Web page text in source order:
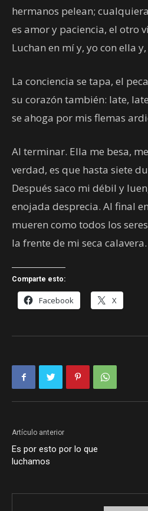
hermanos pelean;
es amor y paciencia, el otro
Luchan en mí y, yo con ella
La conciencia se tapa, el
su corazón también: late,
se ahoga por mis flemas
Al terminar. Ella me besa,
verdad, es que hasta siete
Después saco mi débil y
enojada desprecia. Al final
mueren como todos los
la frente de mi seca calavera.
Comparte esto:
Facebook X
Artículo anterior
Es por esto por lo que
luchamos